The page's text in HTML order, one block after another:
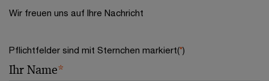
Wir freuen uns auf Ihre Nachricht
Pflichtfelder sind mit Sternchen markiert(*)
Ihr Name*